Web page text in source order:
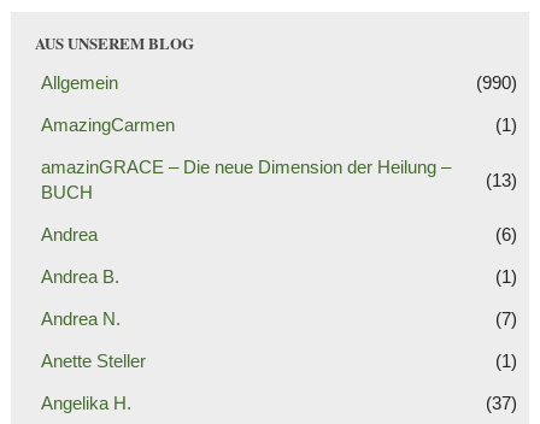
AUS UNSEREM BLOG
Allgemein (990)
AmazingCarmen (1)
amazinGRACE – Die neue Dimension der Heilung –
BUCH
(13)
Andrea (6)
Andrea B. (1)
Andrea N. (7)
Anette Steller (1)
Angelika H. (37)